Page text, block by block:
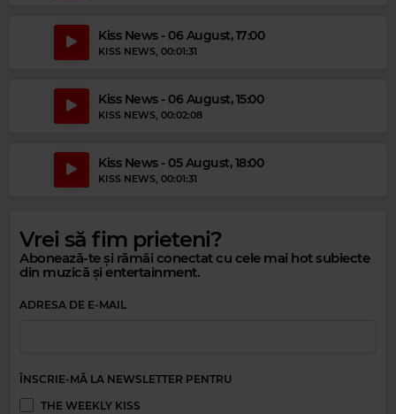
Magic Party Mix
Kiss News - 06 August, 17:00
KISS NEWS, 00:01:31
Kiss News - 06 August, 15:00
KISS NEWS, 00:02:08
Kiss News - 05 August, 18:00
KISS NEWS, 00:01:31
Vrei să fim prieteni?
Abonează-te și rămâi conectat cu cele mai hot subiecte
din muzică și entertainment.
ADRESA DE E-MAIL
ÎNSCRIE-MĂ LA NEWSLETTER PENTRU
THE WEEKLY KISS